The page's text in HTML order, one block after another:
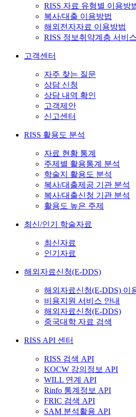
RISS 자료 유형별 이용방
복사/대출 이용방법
해외전자자료 이용방법
RISS 정보취약계층 서비
고객센터
자주 찾는 질문
상담 신청
상담 내역 확인
고객제안
신고센터
RISS 활용도 분석
자료 현황 통계
주제별 활용통계 분석
학술지 활용도 분석
복사/대출제공 기관 분석
복사/대출신청 기관 분석
활용도 높은 주제
최신/인기 학술자료
최신자료
인기자료
해외자료신청(E-DDS)
해외자료신청(E-DDS) 이
비용지원 서비스 안내
해외자료신청(E-DDS)
중국대학 자료 검색
RISS API 센터
RISS 검색 API
KOCW 강의정보 API
WILL 연계 API
Rinfo 통계정보 API
FRIC 검색 API
SAM 분석활용 API